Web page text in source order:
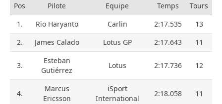
Pos Pilote Equipe Temps
Tours
1.
Rio Haryanto Carlin 2:17.535
13
2.
James Calado Lotus GP 2:17.643 11
3.
Esteban
Gutiérrez
Lotus 2:17.736 12
4.
Marcus
Ericsson
iSport
International
2:18.058 11